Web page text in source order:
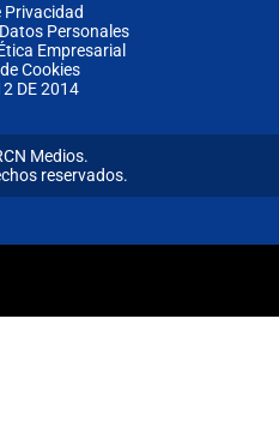
Privacidad
Personales
Empresarial
Cookies
DE 2014
Medios.
reservados.